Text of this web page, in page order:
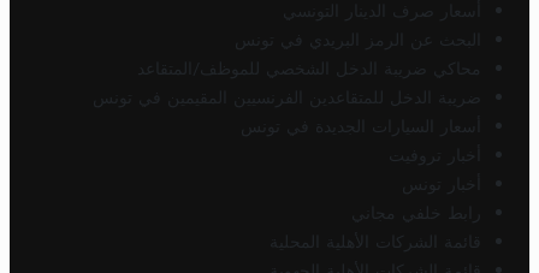
أسعار صرف الدينار التونسي
البحث عن الرمز البريدي في تونس
محاكي ضريبة الدخل الشخصي للموظف/المتقاعد
ضريبة الدخل للمتقاعدين الفرنسيين المقيمين في تونس
أسعار السيارات الجديدة في تونس
أخبار تروفيت
أخبار تونس
رابط خلفي مجاني
قائمة الشركات الأهلية المحلية